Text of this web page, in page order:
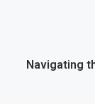
Navigating